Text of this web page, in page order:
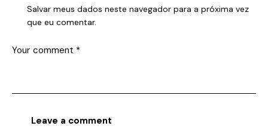
Salvar meus dados neste navegador para a próxima vez
que eu comentar.